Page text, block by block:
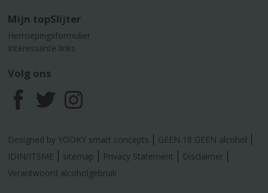
Mijn topSlijter
Herroepingsformulier
Interessante links
Volg ons
F
a
c
T
w
i
I
n
s
Designed by YOOKY smart concepts
GEEN 18 GEEN alcohol
IDIN/ITSME
sitemap Privacy Statement
Disclaimer
Verantwoord alcoholgebruik